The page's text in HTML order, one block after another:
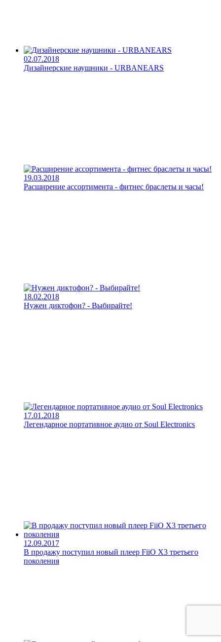
02.07.2018
Дизайнерские наушники - URBANEARS
19.03.2018
Расширение ассортимента - фитнес браслеты и часы!
18.02.2018
Нужен диктофон? - Выбирайте!
17.01.2018
Легендарное портативное аудио от Soul Electronics
12.09.2017
В продажу поступил новый плеер FiiO X3 третьего
поколения